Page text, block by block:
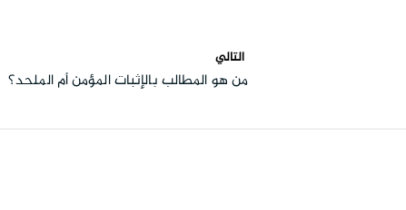
التالي
من هو المطالب بالإثبات المؤمن أم الملحد؟